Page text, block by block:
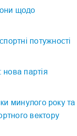
щодо
потужності
нова партія
минулого року та
вектору